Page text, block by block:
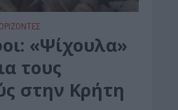
«Ψίχουλα»
τους
στην Κρήτη